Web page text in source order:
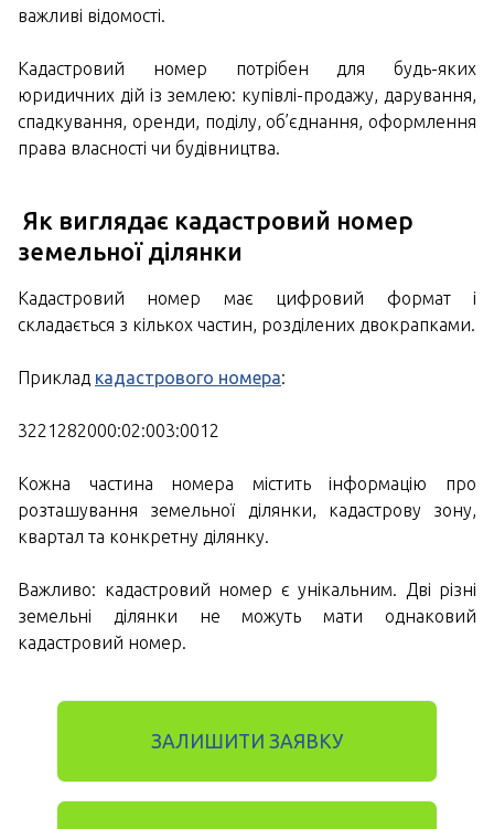
важливі відомості.
Кадастровий номер потрібен для будь-яких
юридичних дій із землею: купівлі-продажу, дарування,
спадкування, оренди, поділу, об’єднання, оформлення
права власності чи будівництва.
Як виглядає кадастровий номер
земельної ділянки
Кадастровий номер має цифровий формат і
складається з кількох частин, розділених двокрапками.
Приклад кадастрового номера:
3221282000:02:003:0012
Кожна частина номера містить інформацію про
розташування земельної ділянки, кадастрову зону,
квартал та конкретну ділянку.
Важливо: кадастровий номер є унікальним. Дві різні
земельні ділянки не можуть мати однаковий
кадастровий номер.
ЗАЛИШИТИ ЗАЯВКУ